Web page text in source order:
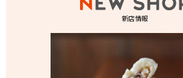
新店情報